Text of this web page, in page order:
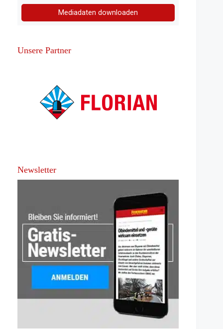
Mediadaten downloaden
Unsere Partner
Newsletter